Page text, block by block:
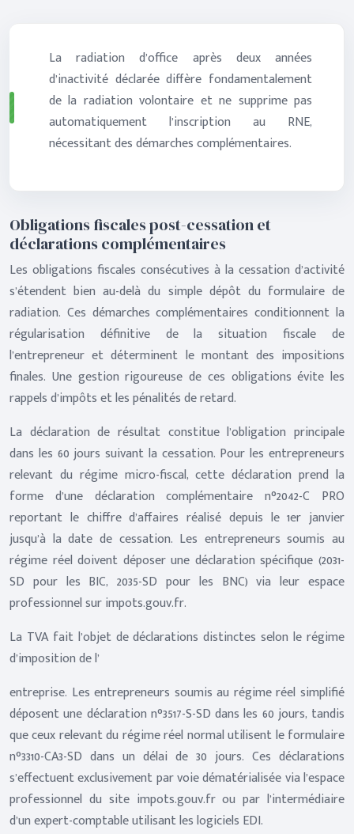
La radiation d’office après deux années
d’inactivité déclarée diffère fondamentalement
de la radiation volontaire et ne supprime pas
automatiquement l’inscription au RNE,
nécessitant des démarches complémentaires.
Obligations fiscales post-cessation et
déclarations complémentaires
Les obligations fiscales consécutives à la cessation d’activité
s’étendent bien au-delà du simple dépôt du formulaire de
radiation. Ces démarches complémentaires conditionnent la
régularisation définitive de la situation fiscale de
l’entrepreneur et déterminent le montant des impositions
finales. Une gestion rigoureuse de ces obligations évite les
rappels d’impôts et les pénalités de retard.
La déclaration de résultat constitue l’obligation principale
dans les 60 jours suivant la cessation. Pour les entrepreneurs
relevant du régime micro-fiscal, cette déclaration prend la
forme d’une déclaration complémentaire n°2042-C PRO
reportant le chiffre d’affaires réalisé depuis le 1er janvier
jusqu’à la date de cessation. Les entrepreneurs soumis au
régime réel doivent déposer une déclaration spécifique (2031-
SD pour les BIC, 2035-SD pour les BNC) via leur espace
professionnel sur impots.gouv.fr.
La TVA fait l’objet de déclarations distinctes selon le régime
d’imposition de l’
entreprise. Les entrepreneurs soumis au régime réel simplifié
déposent une déclaration n°3517-S-SD dans les 60 jours, tandis
que ceux relevant du régime réel normal utilisent le formulaire
n°3310-CA3-SD dans un délai de 30 jours. Ces déclarations
s’effectuent exclusivement par voie dématérialisée via l’espace
professionnel du site impots.gouv.fr ou par l’intermédiaire
d’un expert-comptable utilisant les logiciels EDI.